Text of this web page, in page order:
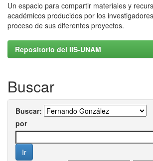
Un espacio para compartir materiales y
académicos producidos por los
proceso de sus diferentes proyectos.
Repositorio del IIS-UNAM
Buscar
Buscar:
por